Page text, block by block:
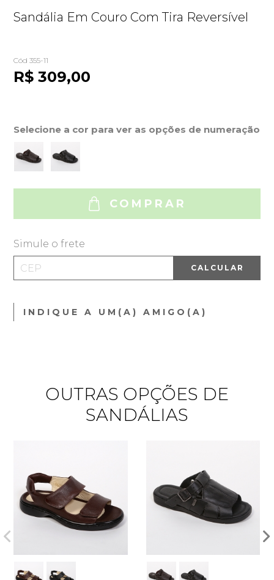
Sandália Em Couro Com Tira Reversível
Cód 355-11
R$ 309,00
Selecione a cor para ver as opções de numeração
COMPRAR
Simule o frete
CALCULAR
INDIQUE A UM(A) AMIGO(A)
OUTRAS OPÇÕES DE
SANDÁLIAS